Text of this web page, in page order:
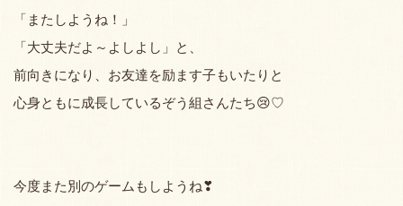
「またしようね！」
「大丈夫だよ～よしよし」と、
前向きになり、お友達を励ます子もいたりと
心身ともに成長しているぞう組さんたち😢♡
今度また別のゲームもしようね❣